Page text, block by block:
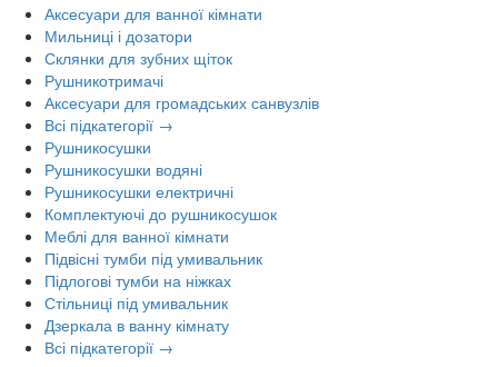
Аксесуари для ванної кімнати
Мильниці і дозатори
Склянки для зубних щіток
Рушникотримачі
Аксесуари для громадських санвузлів
Всі підкатегорії →
Рушникосушки
Рушникосушки водяні
Рушникосушки електричні
Комплектуючі до рушникосушок
Меблі для ванної кімнати
Підвісні тумби під умивальник
Підлогові тумби на ніжках
Стільниці під умивальник
Дзеркала в ванну кімнату
Всі підкатегорії →